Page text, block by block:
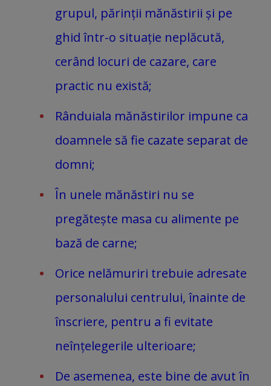
grupul, părinții mănăstirii și pe
ghid într-o situație neplăcută,
cerând locuri de cazare, care
practic nu există;
Rânduiala mănăstirilor impune ca
doamnele să fie cazate separat de
domni;
În unele mănăstiri nu se
pregătește masa cu alimente pe
bază de carne;
Orice nelămuriri trebuie adresate
personalului centrului, înainte de
înscriere, pentru a fi evitate
neînțelegerile ulterioare;
De asemenea, este bine de avut în